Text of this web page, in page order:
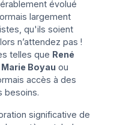
évolué
largement
qu'ils soient
n’attendez pas !
telles que René
Boyau ou
accès à des
besoins.
significative de